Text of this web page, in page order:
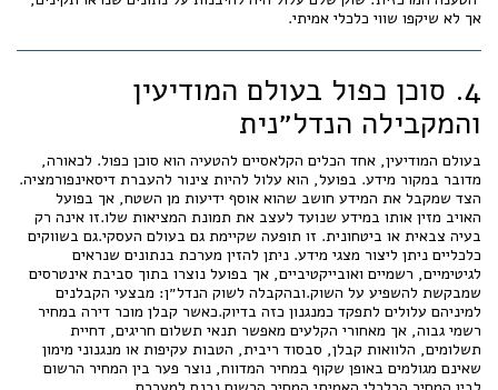
אך לא שיקפו שווי כלכלי אמיתי.
4. סוכן כפול בעולם המודיעין
והמקבילה הנדל״נית
בעולם המודיעין, אחד הכלים הקלאסיים להטעיה הוא סוכן כפול. לכאורה,
מדובר במקור מידע. בפועל, הוא עלול להיות צינור להעברת דיסאינפורמציה.
הצד שמקבל את המידע חושב שהוא אוסף ידיעות מן השטח, אך בפועל
האויב מזין אותו במידע שנועד לעצב את תמונת המציאות שלו.זו אינה רק
בעיה צבאית או ביטחונית. זו תופעה שקיימת גם בעולם העסקי.גם בשווקים
כלכליים ניתן ליצור מצגי מידע. ניתן להזין מערכת בנתונים שנראים
לגיטימיים, רשמיים ואובייקטיביים, אך בפועל נוצרו בתוך סביבת אינטרסים
שמבקשת להשפיע על השוק.ובהקבלה לשוק הנדל״ן: מבצעי הקבלנים
למיניהם עלולים לתפקד כמנגנון כזה בדיוק.כאשר קבלן מוכר דירה במחיר
רשמי גבוה, אך מאחורי הקלעים מאפשר תנאי תשלום חריגים, דחיית
תשלומים, הלוואות קבלן, סבסוד ריבית, הטבות עקיפות או מנגנוני מימון
שאינם מגולמים באופן שקוף במחיר המדווח, נוצר פער בין המחיר הרשום